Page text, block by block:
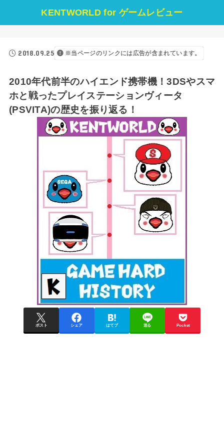
KENTWORLD for ゲームレビュー
2018.09.25 ※当ページのリンクには広告が含まれています。
2010年代前半のハイエンド携帯機！3DSやスマ
ホと戦ったプレイステーションヴィータ
(PSVITA)の歴史を振り返る！
ポスト シェア はてブ 送る Pocket